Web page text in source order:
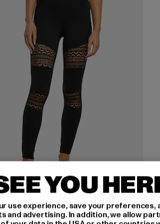
CLASSICS
Lace
YOU
use experience, save your preferences,
advertising. In addition, we allow